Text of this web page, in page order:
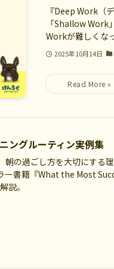
『Deep Work（
「Shallow
Workが難しくな
2025年10月14日
ングルーティン実例集
朝の過ごし方を大切にする
ー書籍『What the Most
説。